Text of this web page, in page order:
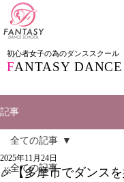
初心者女子の為のダンススクール
FANTASY
記事
全ての記事
全ての記事
🎉【多摩市でダンスを
2025年11月24日